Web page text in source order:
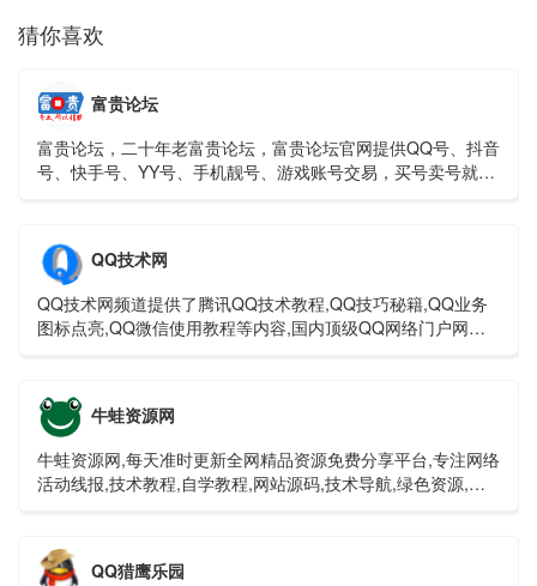
猜你喜欢
富贵论坛
富贵论坛，二十年老富贵论坛，富贵论坛官网提供QQ号、抖音
号、快手号、YY号、手机靓号、游戏账号交易，买号卖号就上
QQ技术网
QQ技术网频道提供了腾讯QQ技术教程,QQ技巧秘籍,QQ业务
图标点亮,QQ微信使用教程等内容,国内顶级QQ网络门户网
牛蛙资源网
牛蛙资源网,每天准时更新全网精品资源免费分享平台,专注网络
活动线报,技术教程,自学教程,网站源码,技术导航,绿色资源,包
QQ猎鹰乐园